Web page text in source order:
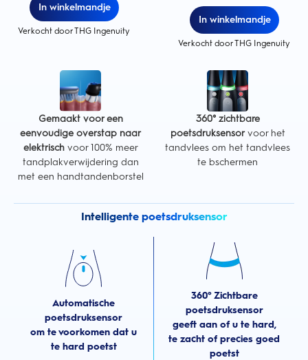
In winkelmandje
Verkocht door THG Ingenuity
In winkelmandje
Verkocht door THG Ingenuity
Gemaakt voor een
eenvoudige overstap naar
elektrischvoor 100% meer
tandplakverwijdering dan
met een handtandenborstel
360° zichtbare
poetsdruksensorvoor het
tandvlees om het tandvlees
te bschermen
Intelligente poetsdruksensor
Automatische
poetsdruksensor
om te voorkomen dat u
te hard poetst
360° Zichtbare
poetsdruksensor
geeft aan of u te hard,
te zacht of precies goed
poetst